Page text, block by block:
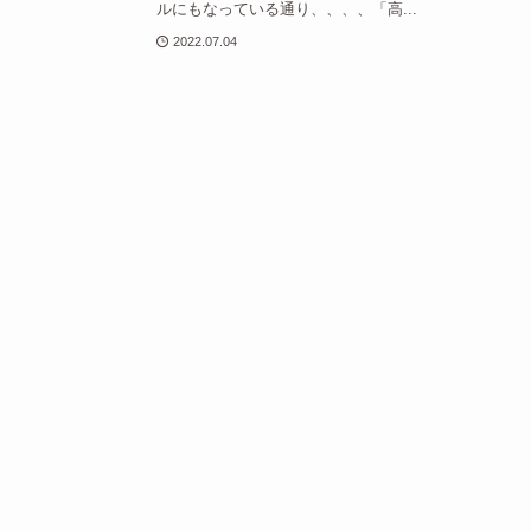
ルにもなっている通り、、、、「高...
2022.07.04